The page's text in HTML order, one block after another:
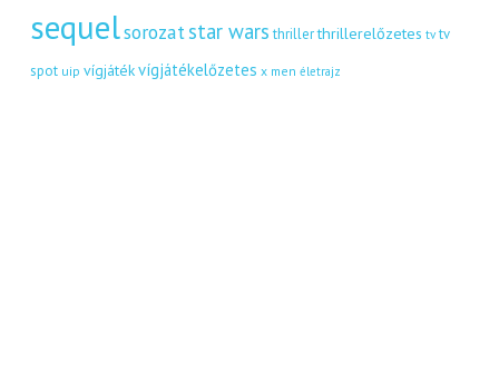
sequelsorozatstar wars thriller thrillerelőzetes tv tv
spot uip vígjátékvígjátékelőzetes x men életrajz